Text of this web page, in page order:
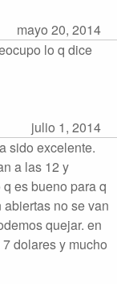
mayo 20, 2014
lo q dice
julio 1, 2014
sido excelente.
a las 12 y
es bueno para q
no se van
quejar. en
dolares y mucho